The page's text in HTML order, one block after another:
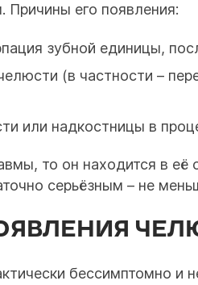
его появления:
зубной единицы,
(в частности –
или надкостницы в
то он находится в
серьёзным – не
бессимптомно